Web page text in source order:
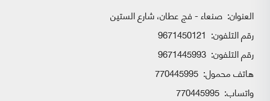
العنوان: صنعاء - فج عطان، شارع الستين
رقم التلفون: 9671450121
رقم التلفون: 9671445993
هاتف محمول: 770445995
واتساب: